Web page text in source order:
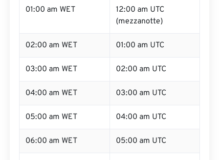
01:00 am WET
12:00 am UTC
(mezzanotte)
02:00 am WET 01:00 am UTC
03:00 am WET 02:00 am UTC
04:00 am WET 03:00 am UTC
05:00 am WET 04:00 am UTC
06:00 am WET 05:00 am UTC